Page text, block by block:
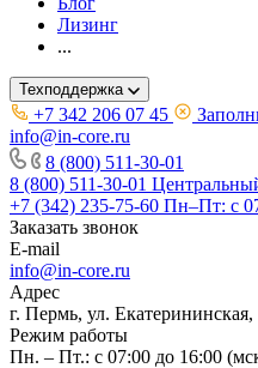
Лизинг
...
Техподдержка
+7 342 206 07 45
info@in-core.ru
8 (800) 511-30-01
8 (800) 511-30-01
+7 (342) 235-75-60 Пн–Пт: с
Заказать звонок
E-mail
info@in-core.ru
Адрес
г. Пермь, ул.
Режим работы
Пн. – Пт.: с 07:00 до 16:00